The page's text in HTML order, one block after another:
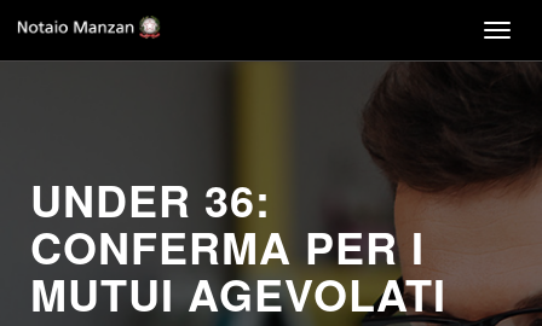
UNDER 36:
CONFERMA PER I
MUTUI AGEVOLATI